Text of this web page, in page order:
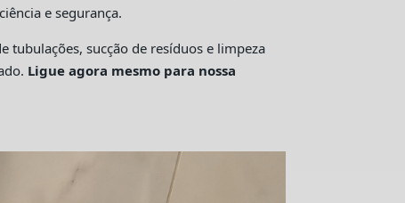
e segurança.
tubulações, sucção de resíduos e limpeza
Ligue agora mesmo para nossa